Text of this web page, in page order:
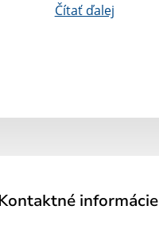
Čítať ďalej
informácie